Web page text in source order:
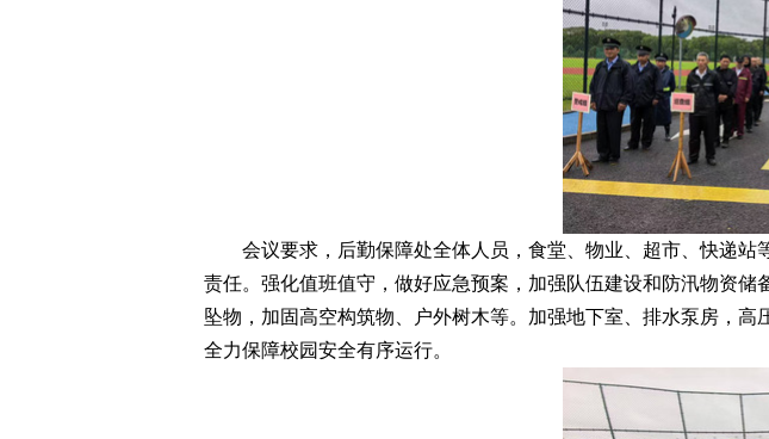
会议要求，后勤保障处全体人员，食堂、物业、超市、快递
责任。强化值班值守，做好应急预案，加强队伍建设和防汛物资
坠物，加固高空构筑物、户外树木等。加强地下室、排水泵房，
全力保障校园安全有序运行。